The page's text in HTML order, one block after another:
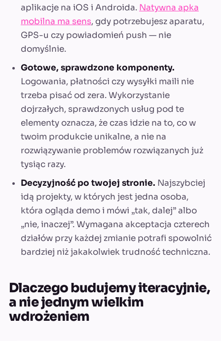
aplikacje na iOS i Androida. Natywna apka
mobilna ma sens, gdy potrzebujesz aparatu,
GPS-u czy powiadomień push — nie
domyślnie.
Gotowe, sprawdzone komponenty.
Logowania, płatności czy wysyłki maili nie
trzeba pisać od zera. Wykorzystanie
dojrzałych, sprawdzonych usług pod te
elementy oznacza, że czas idzie na to, co w
twoim produkcie unikalne, a nie na
rozwiązywanie problemów rozwiązanych już
tysiąc razy.
Decyzyjność po twojej stronie. Najszybciej
idą projekty, w których jest jedna osoba,
która ogląda demo i mówi „tak, dalej” albo
„nie, inaczej”. Wymagana akceptacja czterech
działów przy każdej zmianie potrafi spowolnić
bardziej niż jakakolwiek trudność techniczna.
Dlaczego budujemy iteracyjnie,
a nie jednym wielkim
wdrożeniem